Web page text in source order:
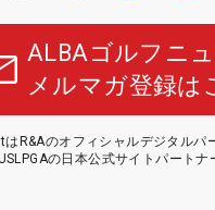
ALBAゴルフニ
メルマガ登録は
はR&Aのオフィシャルデジタルパ
の日本公式サイトパートナ